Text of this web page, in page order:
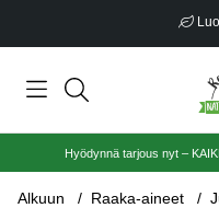
Hyödynnä tarjous nyt –
Alkuun Raaka-aineet